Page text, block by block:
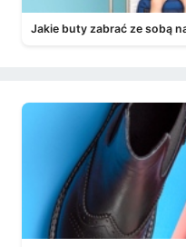
Jakie buty zabrać ze sobą